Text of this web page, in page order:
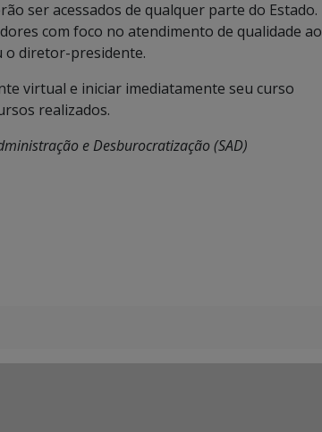
ser acessados de qualquer parte do Estado.
com foco no atendimento de qualidade ao
o diretor-presidente.
virtual e iniciar imediatamente seu curso
realizados.
e Desburocratização (SAD)